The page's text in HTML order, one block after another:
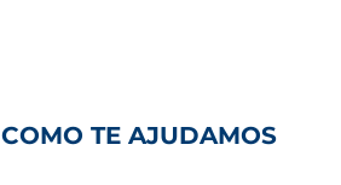
COMO TE AJUDAMOS